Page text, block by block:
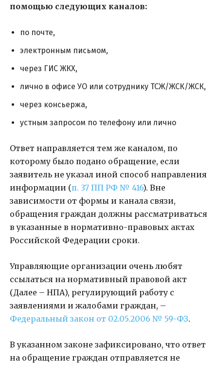
помощью следующих каналов:
по почте,
электронным письмом,
через ГИС ЖКХ,
лично в офисе УО или сотруднику ТСЖ/ЖСК/ЖСК,
через консьержа,
устным запросом по телефону или лично
Ответ направляется тем же каналом, по
которому было подано обращение, если
заявитель не указал иной способ направления
информации (п. 37 ПП РФ № 416). Вне
зависимости от формы и канала связи,
обращения граждан должны рассматриваться
в указанные в нормативно-правовых актах
Российской Федерации сроки.
Управляющие организации очень любят
ссылаться на нормативный правовой акт
(Далее – НПА), регулирующий работу с
заявлениями и жалобами граждан, –
Федеральный закон от 02.05.2006 № 59-ФЗ.
В указанном законе зафиксировано, что ответ
на обращение граждан отправляется не